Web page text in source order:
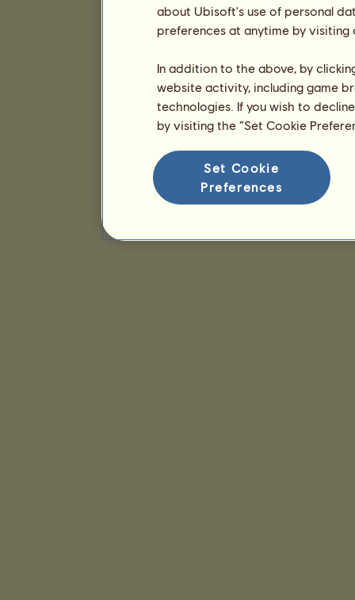
about Ubisoft's use of personal
preferences at anytime by
In addition to the above, by
website activity, including game
technologies. If you wish to
by visiting the “Set Cookie
Set Cookie
Preferences